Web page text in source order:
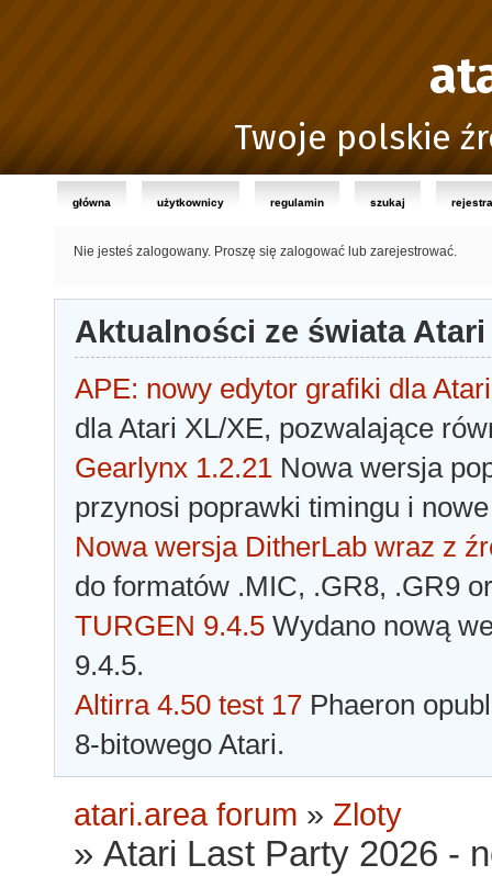
Twoje polskie
główna użytkownicy regulamin szukaj
Nie jesteś zalogowany. Proszę się zalogować lub zarejestrować.
Aktualności ze świata Atari
APE: nowy edytor grafiki dla Atari
dla Atari XL/XE, pozwalające
Gearlynx 1.2.21 Nowa wersja
przynosi poprawki timingu i
Nowa wersja DitherLab wraz z
do formatów .MIC, .GR8, .GR9
TURGEN 9.4.5 Wydano nową
9.4.5.
Altirra 4.50 test 17 Phaeron
8-bitowego Atari.
atari.area forum » Zloty
»Atari Last Party 2026 -